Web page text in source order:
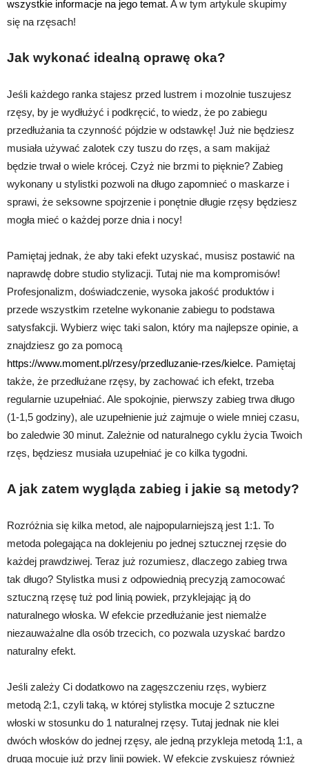
wszystkie informacje na jego temat. A w tym artykule skupimy
się na rzęsach!
Jak wykonać idealną oprawę oka?
Jeśli każdego ranka stajesz przed lustrem i mozolnie tuszujesz
rzęsy, by je wydłużyć i podkręcić, to wiedz, że po zabiegu
przedłużania ta czynność pójdzie w odstawkę! Już nie będziesz
musiała używać zalotek czy tuszu do rzęs, a sam makijaż
będzie trwał o wiele krócej. Czyż nie brzmi to pięknie? Zabieg
wykonany u stylistki pozwoli na długo zapomnieć o maskarze i
sprawi, że seksowne spojrzenie i ponętnie długie rzęsy będziesz
mogła mieć o każdej porze dnia i nocy!
Pamiętaj jednak, że aby taki efekt uzyskać, musisz postawić na
naprawdę dobre studio stylizacji. Tutaj nie ma kompromisów!
Profesjonalizm, doświadczenie, wysoka jakość produktów i
przede wszystkim rzetelne wykonanie zabiegu to podstawa
satysfakcji. Wybierz więc taki salon, który ma najlepsze opinie, a
znajdziesz go za pomocą
https://www.moment.pl/rzesy/przedluzanie-rzes/kielce. Pamiętaj
także, że przedłużane rzęsy, by zachować ich efekt, trzeba
regularnie uzupełniać. Ale spokojnie, pierwszy zabieg trwa długo
(1-1,5 godziny), ale uzupełnienie już zajmuje o wiele mniej czasu,
bo zaledwie 30 minut. Zależnie od naturalnego cyklu życia Twoich
rzęs, będziesz musiała uzupełniać je co kilka tygodni.
A jak zatem wygląda zabieg i jakie są metody?
Rozróżnia się kilka metod, ale najpopularniejszą jest 1:1. To
metoda polegająca na doklejeniu po jednej sztucznej rzęsie do
każdej prawdziwej. Teraz już rozumiesz, dlaczego zabieg trwa
tak długo? Stylistka musi z odpowiednią precyzją zamocować
sztuczną rzęsę tuż pod linią powiek, przyklejając ją do
naturalnego włoska. W efekcie przedłużanie jest niemalże
niezauważalne dla osób trzecich, co pozwala uzyskać bardzo
naturalny efekt.
Jeśli zależy Ci dodatkowo na zagęszczeniu rzęs, wybierz
metodą 2:1, czyli taką, w której stylistka mocuje 2 sztuczne
włoski w stosunku do 1 naturalnej rzęsy. Tutaj jednak nie klei
dwóch włosków do jednej rzęsy, ale jedną przykleja metodą 1:1, a
drugą mocuje już przy linii powiek. W efekcie zyskujesz również